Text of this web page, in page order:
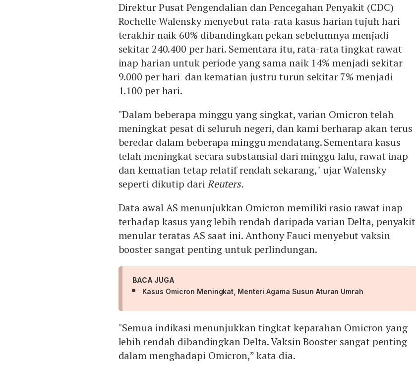
Direktur Pusat Pengendalian dan Pencegahan Penyakit (CDC)
Rochelle Walensky menyebut rata-rata kasus harian tujuh hari
terakhir naik 60% dibandingkan pekan sebelumnya menjadi
sekitar 240.400 per hari. Sementara itu, rata-rata tingkat rawat
inap harian untuk periode yang sama naik 14% menjadi sekitar
9.000 per hari dan kematian justru turun sekitar 7% menjadi
1.100 per hari.
"Dalam beberapa minggu yang singkat, varian Omicron telah
meningkat pesat di seluruh negeri, dan kami berharap akan terus
beredar dalam beberapa minggu mendatang. Sementara kasus
telah meningkat secara substansial dari minggu lalu, rawat inap
dan kematian tetap relatif rendah sekarang," ujar Walensky
seperti dikutip dariReuters.
Data awal AS menunjukkan Omicron memiliki rasio rawat inap
terhadap kasus yang lebih rendah daripada varian Delta, penyakit
menular teratas AS saat ini. Anthony Fauci menyebut vaksin
booster sangat penting untuk perlindungan.
BACA JUGA
Kasus Omicron Meningkat, Menteri Agama Susun Aturan Umrah
"Semua indikasi menunjukkan tingkat keparahan Omicron yang
lebih rendah dibandingkan Delta. Vaksin Booster sangat penting
dalam menghadapi Omicron,” kata dia.